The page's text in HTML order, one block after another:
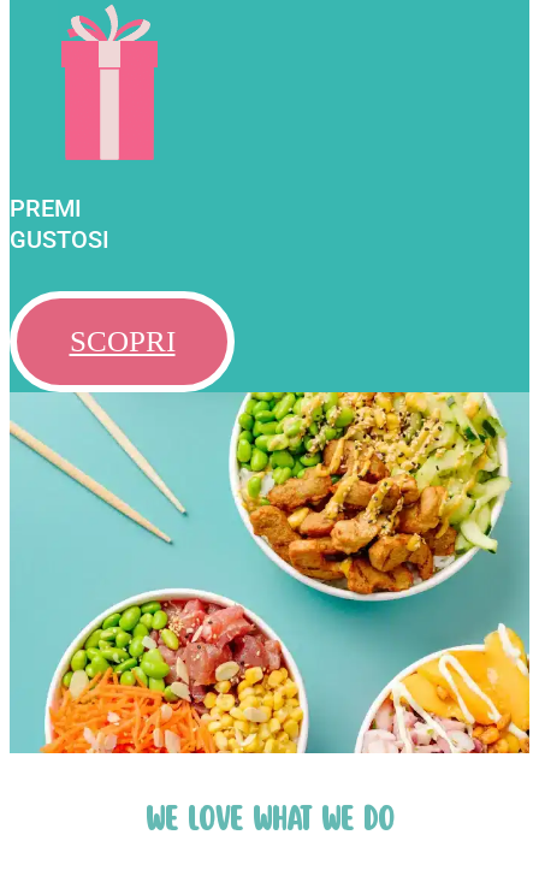
PREMI
GUSTOSI
SCOPRI
WE LOVE WHAT WE DO